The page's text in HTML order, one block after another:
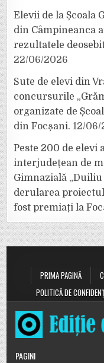
Elevii de la Școala
din Câmpineanca
rezultatele
22/06/2026
Sute de elevi din
concursurile
organizate de
din Focșani. 12/06/
Peste 200 de
interjudețean de
Gimnazială
derularea
fost premiați la
PRIMA PAGINĂ
POLITICĂ DE
PAGINI